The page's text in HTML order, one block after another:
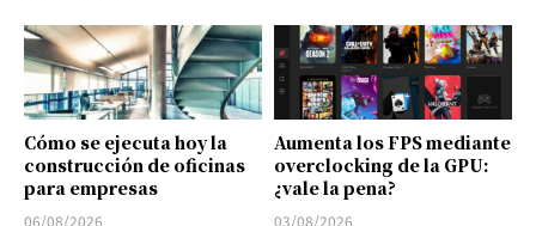
Cómo se ejecuta hoy la
construcción de oficinas
para empresas
06/08/2026
Aumenta los FPS mediante
overclocking de la GPU:
¿vale la pena?
03/08/2026